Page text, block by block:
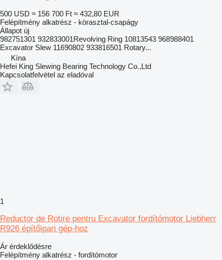
500 USD ≈ 156 700 Ft ≈ 432,80 EUR
Felépítmény alkatrész - körasztal-csapágy
Állapot új
982751301 932833001Revolving Ring 10813543 968988401
Excavator Slew 11690802 933816501 Rotary...
Kína
Hefei King Slewing Bearing Technology Co.,Ltd
Kapcsolatfelvétel az eladóval
1
Reductor de Rotire pentru Excavator fordítómotor Liebherr
R926 építőipari gép-hoz
Ár érdeklődésre
Felépítmény alkatrész - fordítómotor